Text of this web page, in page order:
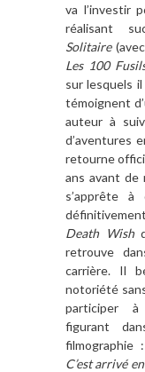
va l’investir
réalisant
Solitaire
Les 100
sur lesquels
témoignent
auteur à
d’aventures
retourne
ans avant de
s’apprête à
Death Wish
retrouve
carrière. Il
notoriété
participer à
figurant
filmographie :
C’est arrivé